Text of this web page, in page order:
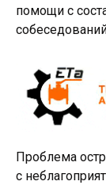
помощи с
Проблема
с